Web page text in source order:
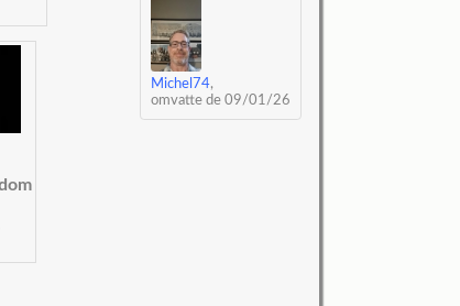
Michel74,
omvatte de 09/01/26